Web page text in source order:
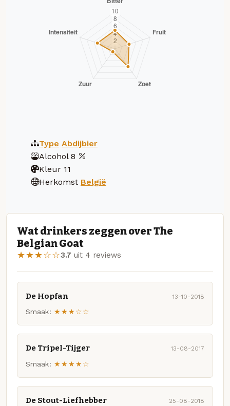
Type Abdijbier
Alcohol 8
Kleur 11
Herkomst België
Wat drinkers zeggen over The
Belgian Goat
★★★☆☆3.7 uit 4 reviews
De Hopfan 13-10-2018
Smaak: ★★★☆☆
De Tripel-Tijger 13-08-2017
Smaak: ★★★★☆
De Stout-Liefhebber 25-08-2018